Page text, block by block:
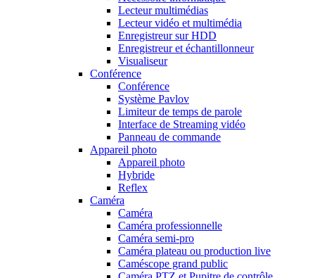
Lecteur multimédias
Lecteur vidéo et multimédia
Enregistreur sur HDD
Enregistreur et échantillonneur
Visualiseur
Conférence
Conférence
Système Pavlov
Limiteur de temps de parole
Interface de Streaming vidéo
Panneau de commande
Appareil photo
Appareil photo
Hybride
Reflex
Caméra
Caméra
Caméra professionnelle
Caméra semi-pro
Caméra plateau ou production live
Caméscope grand public